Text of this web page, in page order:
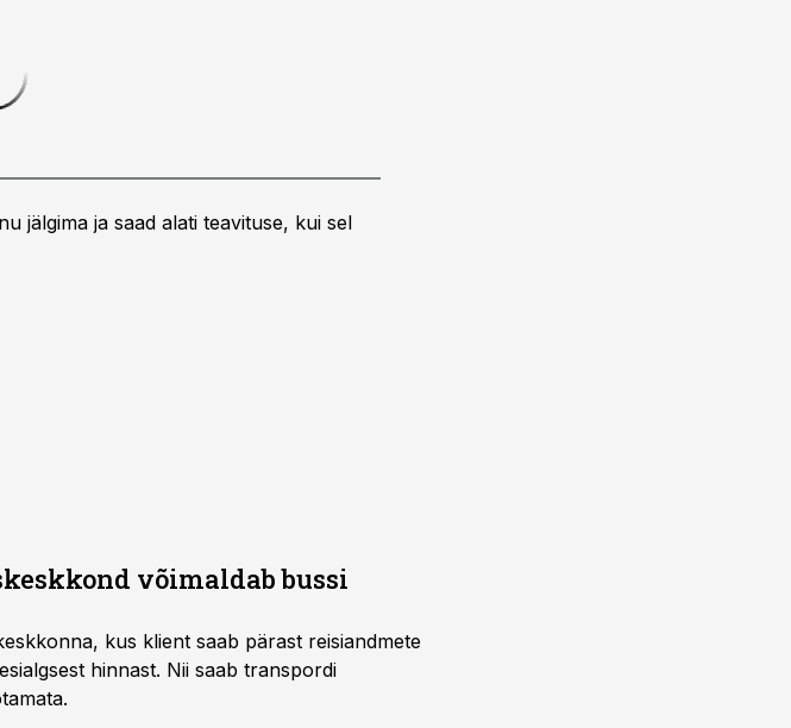
jälgima ja saad alati teavituse, kui sel
võimaldab bussi
kus klient saab pärast reisiandmete
hinnast. Nii saab transpordi